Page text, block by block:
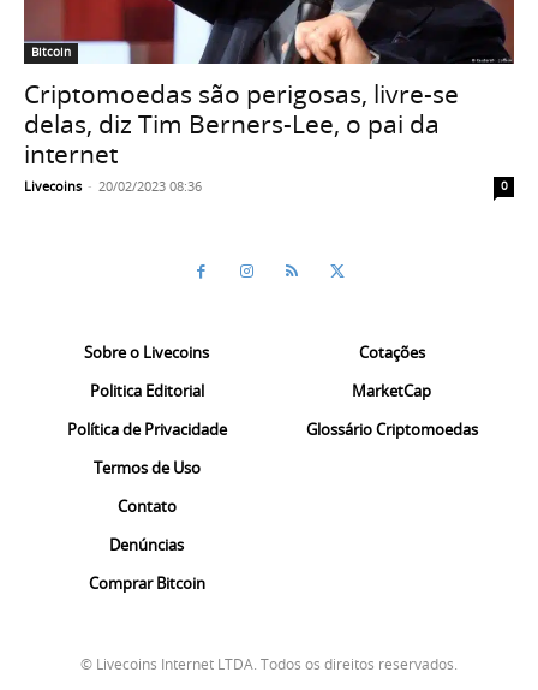
Bitcoin
Criptomoedas são perigosas, livre-se
delas, diz Tim Berners-Lee, o pai da
internet
Livecoins - 20/02/2023 08:36 0
Sobre o Livecoins
Politica Editorial
Política de Privacidade
Termos de Uso
Contato
Denúncias
Comprar Bitcoin
Cotações
MarketCap
Glossário Criptomoedas
© Livecoins Internet LTDA. Todos os direitos reservados.